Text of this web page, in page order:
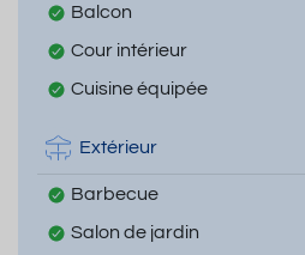
Balcon
Cour intérieur
Cuisine équipée
Extérieur
Barbecue
Salon de jardin